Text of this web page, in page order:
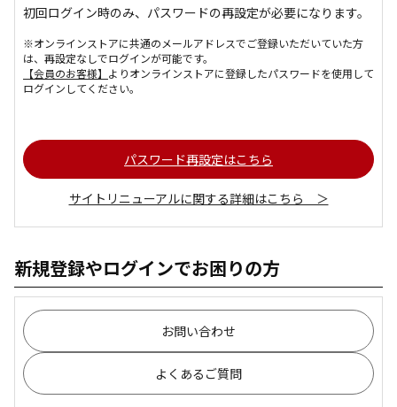
初回ログイン時のみ、パスワードの再設定が必要になります。
※オンラインストアに共通のメールアドレスでご登録いただいていた方
は、再設定なしでログインが可能です。
【会員のお客様】 よりオンラインストアに登録したパスワードを使用して
ログインしてください。
パスワード再設定はこちら
サイトリニューアルに関する詳細はこちら ＞
新規登録やログインでお困りの方
お問い合わせ
よくあるご質問